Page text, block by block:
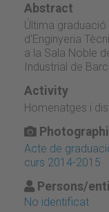
Abstract
Última
d'Enginyeria
a la Sala Noble
Industrial de
Activity
Homenatges i
Acte de
curs 2014-2015
Persons/
No identificat